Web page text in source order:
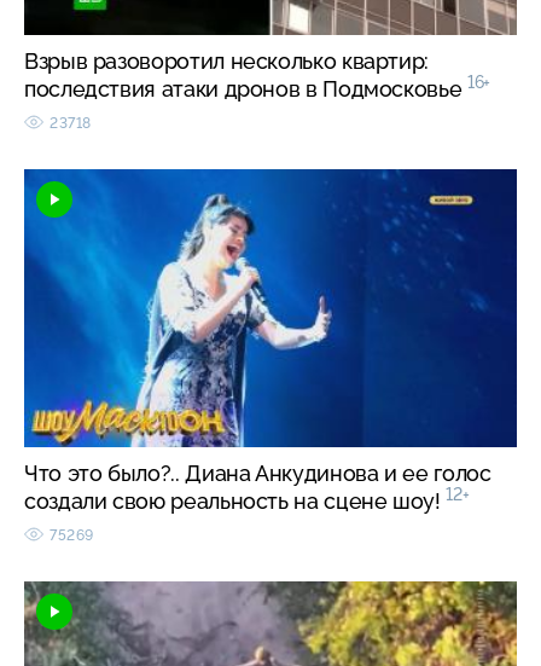
Взрыв разоворотил несколько квартир:
последствия атаки дронов в Подмосковье 16+
23718
Что это было?.. Диана Анкудинова и ее голос
создали свою реальность на сцене шоу! 12+
75269